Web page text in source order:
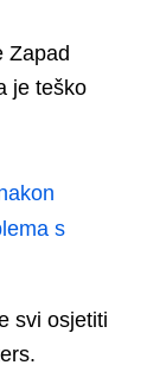
Zapad
je teško
s
svi osjetiti